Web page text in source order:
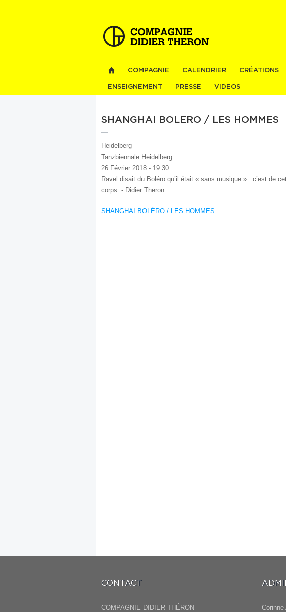
COMPAGNIE CALENDRIER CRÉATIONS
ENSEIGNEMENT PRESSE VIDEOS
SHANGHAI BOLERO / LES HOMMES
Heidelberg
Tanzbiennale Heidelberg
26 Février 2018 - 19:30
Ravel disait du Boléro qu’il était « sans musique » : c’est de
corps. - Didier Theron
SHANGHAI BOLÉRO / LES HOMMES
CONTACT
COMPAGNIE DIDIER THÉRON
Corinne